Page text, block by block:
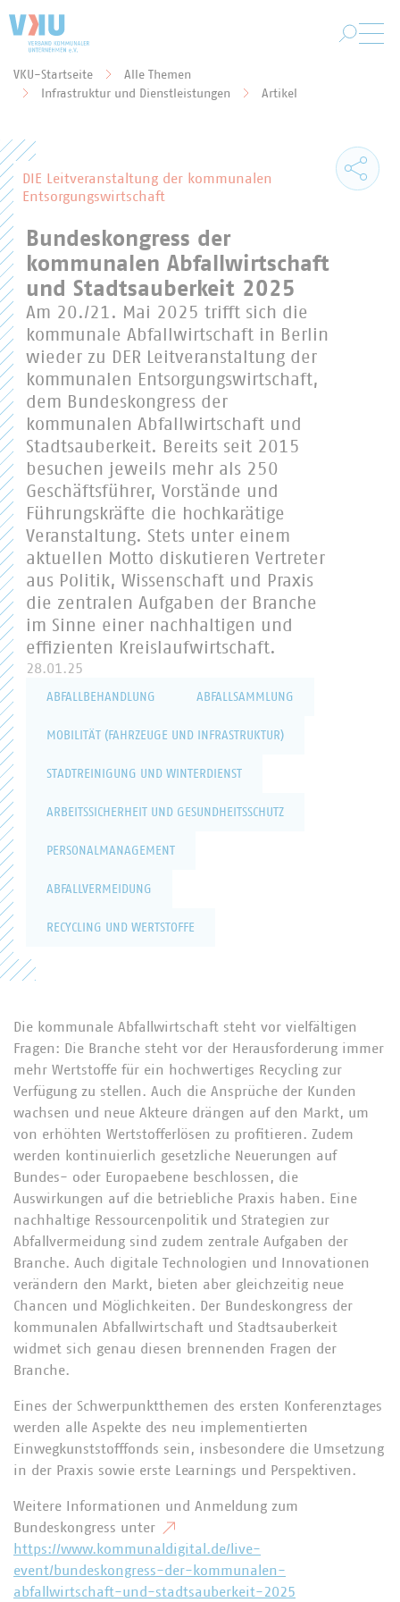
Sie befinden sich hier:
VKU-Startseite
Alle Themen
Infrastruktur und Dienstleistungen
Artikel
DIE Leitveranstaltung der kommunalen
Entsorgungswirtschaft
Bundeskongress der
kommunalen Abfallwirtschaft
und Stadtsauberkeit 2025
Am 20./21. Mai 2025 trifft sich die
kommunale Abfallwirtschaft in Berlin
wieder zu DER Leitveranstaltung der
kommunalen Entsorgungswirtschaft,
dem Bundeskongress der
kommunalen Abfallwirtschaft und
Stadtsauberkeit. Bereits seit 2015
besuchen jeweils mehr als 250
Geschäftsführer, Vorstände und
Führungskräfte die hochkarätige
Veranstaltung. Stets unter einem
aktuellen Motto diskutieren Vertreter
aus Politik, Wissenschaft und Praxis
die zentralen Aufgaben der Branche
im Sinne einer nachhaltigen und
effizienten Kreislaufwirtschaft.
28.01.25
ABFALLBEHANDLUNG ABFALLSAMMLUNG
MOBILITÄT (FAHRZEUGE UND INFRASTRUKTUR)
STADTREINIGUNG UND WINTERDIENST
ARBEITSSICHERHEIT UND GESUNDHEITSSCHUTZ
PERSONALMANAGEMENT
ABFALLVERMEIDUNG
RECYCLING UND WERTSTOFFE
Die kommunale Abfallwirtschaft steht vor vielfältigen
Fragen: Die Branche steht vor der Herausforderung immer
mehr Wertstoffe für ein hochwertiges Recycling zur
Verfügung zu stellen. Auch die Ansprüche der Kunden
wachsen und neue Akteure drängen auf den Markt, um
von erhöhten Wertstofferlösen zu profitieren. Zudem
werden kontinuierlich gesetzliche Neuerungen auf
Bundes- oder Europaebene beschlossen, die
Auswirkungen auf die betriebliche Praxis haben. Eine
nachhaltige Ressourcenpolitik und Strategien zur
Abfallvermeidung sind zudem zentrale Aufgaben der
Branche. Auch digitale Technologien und Innovationen
verändern den Markt, bieten aber gleichzeitig neue
Chancen und Möglichkeiten. Der Bundeskongress der
kommunalen Abfallwirtschaft und Stadtsauberkeit
widmet sich genau diesen brennenden Fragen der
Branche.
Eines der Schwerpunktthemen des ersten Konferenztages
werden alle Aspekte des neu implementierten
Einwegkunststofffonds sein, insbesondere die Umsetzung
in der Praxis sowie erste Learnings und Perspektiven.
Weitere Informationen und Anmeldung zum
Bundeskongress unter
https://www.kommunaldigital.de/live-
event/bundeskongress-der-kommunalen-
abfallwirtschaft-und-stadtsauberkeit-2025